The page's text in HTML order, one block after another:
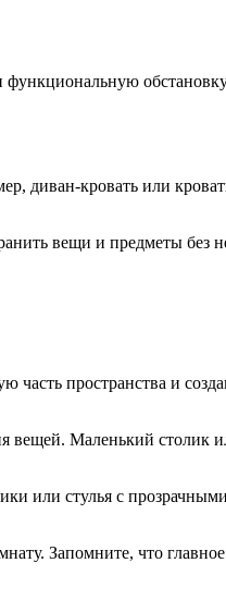
диван-кровать или
вещи и предметы без
часть пространства и
вещей. Маленький
или стулья с
Запомните, что главное